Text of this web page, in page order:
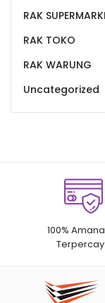
RAK
RAK TOKO
RAK WARUNG
Uncategorized
100%